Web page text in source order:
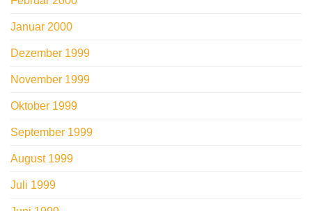
Januar 2000
Dezember 1999
November 1999
Oktober 1999
September 1999
August 1999
Juli 1999